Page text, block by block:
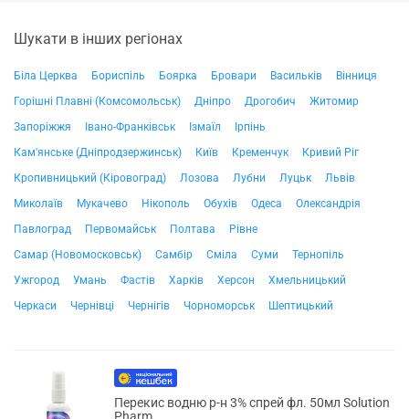
Шукати в інших регіонах
Біла Церква Бориспіль Боярка Бровари Васильків
Вінниця
Горішні Плавні (Комсомольськ)
Дніпро Дрогобич
Житомир
Запоріжжя
Івано-Франківськ Ізмаїл
Ірпінь
Кам'янське (Дніпродзержинськ)
Київ Кременчук
Кривий Ріг
Кропивницький (Кіровоград)
Лозова Лубни Луцьк
Львів
Миколаїв
Мукачево Нікополь Обухів Одеса
Олександрія
Павлоград
Первомайськ Полтава
Рівне
Самар (Новомосковськ)
Самбір Сміла Суми
Тернопіль
Ужгород
Умань Фастів Харків Херсон
Хмельницький
Черкаси
Чернівці Чернігів Чорноморськ Шептицький
Перекис водню р-н 3% спрей фл. 50мл Solution